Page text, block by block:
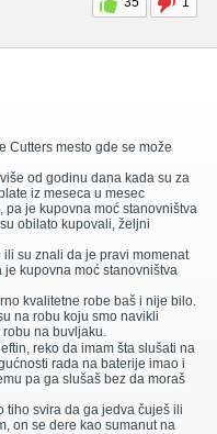
Cutters mesto gde se može
od godinu dana kada su za
iz meseca u mesec
je kupovna moć stanovništva
obilato kupovali, željni
su znali da je pravi momenat
kupovna moć stanovništva
kvalitetne robe baš i nije bilo.
na robu koju smo navikli
na buvljaku.
reko da imam šta slušati na
rada na baterije imao i
pa ga slušaš bez da moraš
tiho svira da ga jedva čuješ ili
on se dere kao sumanut na